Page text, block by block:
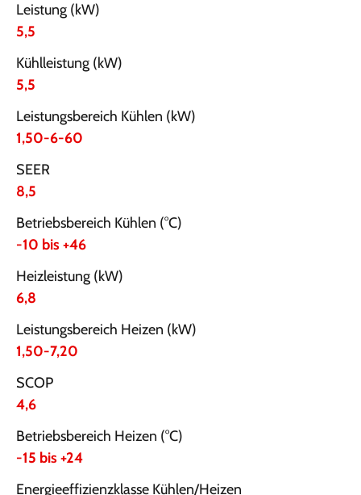
Leistung (kW)
5,5
Kühlleistung (kW)
5,5
Leistungsbereich Kühlen (kW)
1,50-6-60
SEER
8,5
Betriebsbereich Kühlen (°C)
-10 bis +46
Heizleistung (kW)
6,8
Leistungsbereich Heizen (kW)
1,50-7,20
SCOP
4,6
Betriebsbereich Heizen (°C)
-15 bis +24
Energieeffizienzklasse Kühlen/Heizen